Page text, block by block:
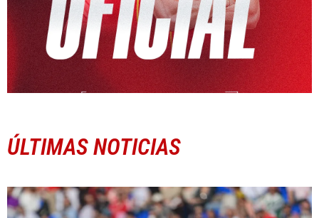
ÚLTIMAS NOTICIAS